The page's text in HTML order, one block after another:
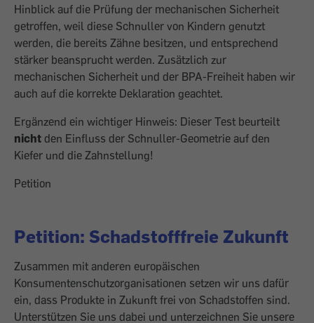
Hinblick auf die Prüfung der mechanischen Sicherheit
getroffen, weil diese Schnuller von Kindern genutzt
werden, die bereits Zähne besitzen, und entsprechend
stärker beansprucht werden. Zusätzlich zur
mechanischen Sicherheit und der BPA-Freiheit haben wir
auch auf die korrekte Deklaration geachtet.
Ergänzend ein wichtiger Hinweis: Dieser Test beurteilt
nicht den Einfluss der Schnuller-Geometrie auf den
Kiefer und die Zahnstellung!
Petition
Petition: Schadstofffreie Zukunft
Zusammen mit anderen europäischen
Konsumentenschutzorganisationen setzen wir uns dafür
ein, dass Produkte in Zukunft frei von Schadstoffen sind.
Unterstützen Sie uns dabei und unterzeichnen Sie unsere